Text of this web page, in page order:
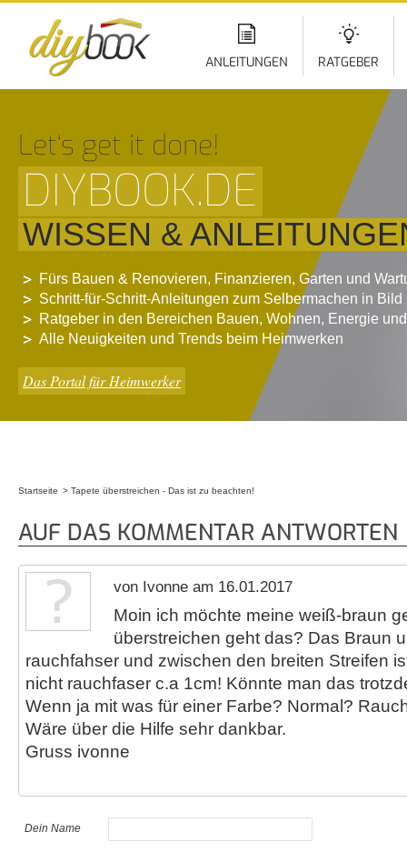
ANLEITUNGEN RATGEBER
Let‘s get it done!
DIYBOOK.DE
WISSEN &
Fürs Bauen & Renovieren, Finanzieren, Garten und
Schritt-für-Schritt-Anleitungen zum Selbermachen in Bild
Ratgeber in den Bereichen Bauen, Wohnen, Energie
Alle Neuigkeiten und Trends beim Heimwerken
Das Portal für Heimwerker
Startseite Tapete überstreichen - Das ist zu beachten!
AUF DAS KOMMENTAR ANTWORTEN
von Ivonne am 16.01.2017
Moin ich möchte meine weiß-braun
überstreichen geht das? Das Braun
rauchfahser und zwischen den breiten Streifen
nicht rauchfaser c.a 1cm! Könnte man das
Wenn ja mit was für einer Farbe? Normal?
Wäre über die Hilfe sehr dankbar.
Gruss ivonne
Dein Name